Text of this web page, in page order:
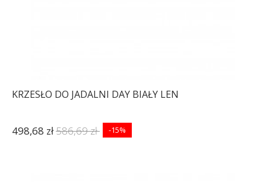
KRZESŁO DO JADALNI DAY BIAŁY LEN
498,68 zł586,69 zł -15%